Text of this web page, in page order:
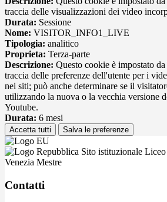
traccia delle visualizzazioni dei video
Durata: Sessione
Nome: VISITOR_INFO1_LIVE
Tipologia: analitico
Proprieta: Terza-parte
Descrizione: Questo cookie è impostato
traccia delle preferenze dell'utente per i
nei siti; può anche determinare se il
utilizzando la nuova o la vecchia versione
Youtube.
Durata: 6 mesi
Accetta tutti Salva le preferenze
Sito istituzionale
Venezia Mestre
Contatti